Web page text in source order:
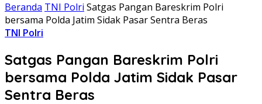
Beranda TNI Polri Satgas Pangan Bareskrim Polri
bersama Polda Jatim Sidak Pasar Sentra Beras
TNI Polri
Satgas Pangan Bareskrim Polri
bersama Polda Jatim Sidak Pasar
Sentra Beras